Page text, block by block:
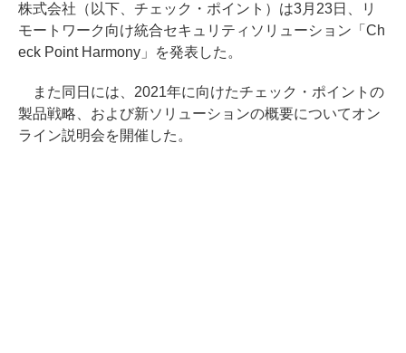
株式会社（以下、チェック・ポイント）は3月23日、リ
モートワーク向け統合セキュリティソリューション「Ch
eck Point Harmony」を発表した。
また同日には、2021年に向けたチェック・ポイントの
製品戦略、および新ソリューションの概要についてオン
ライン説明会を開催した。